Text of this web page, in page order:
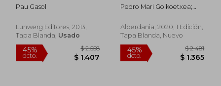
45%
dcto.
50%
dcto.
Pau Gasol
Lunwerg Editores, 2013,
Tapa Blanda, Usado
Pedro Mari Goikoetxea;
Alberdania, 2020, 1 Edición,
Tapa Blanda, Nuevo